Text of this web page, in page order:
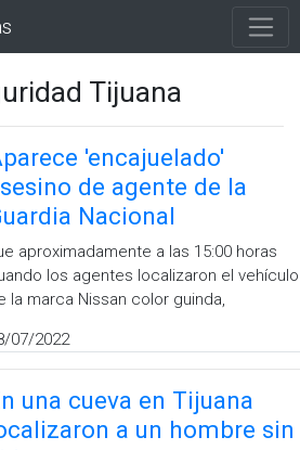
Tijuana
'encajuelado'
de agente de la
Nacional
aproximadamente a las 15:00 horas
los agentes localizaron el vehículo
la marca Nissan color guinda,
07/2022
una cueva en Tijuana
a un hombre sin